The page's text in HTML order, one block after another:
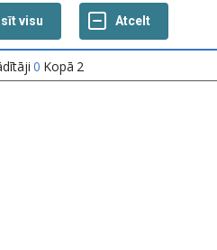
0 Kopā 2